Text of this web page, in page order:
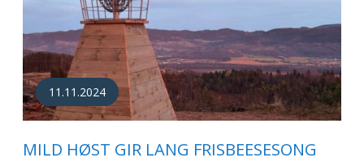
11.11.2024
MILD HØST GIR LANG FRISBEESESONG